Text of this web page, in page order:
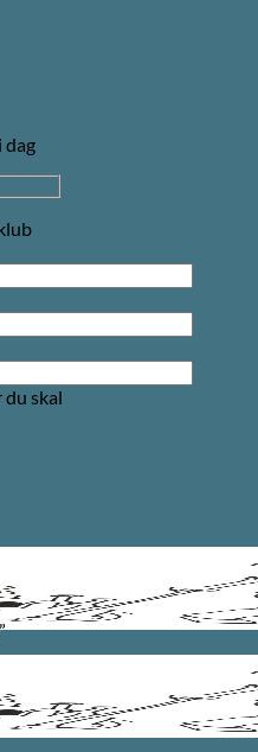
dag
du skal